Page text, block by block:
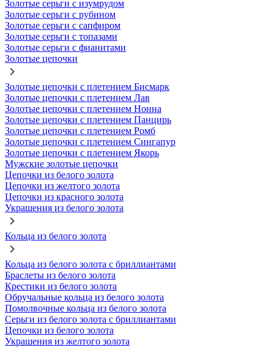
Золотые серьги с изумрудом
Золотые серьги с рубином
Золотые серьги с сапфиром
Золотые серьги с топазами
Золотые серьги с фианитами
Золотые цепочки
Золотые цепочки с плетением Бисмарк
Золотые цепочки с плетением Лав
Золотые цепочки с плетением Нонна
Золотые цепочки с плетением Панцирь
Золотые цепочки с плетением Ромб
Золотые цепочки с плетением Сингапур
Золотые цепочки с плетением Якорь
Мужские золотые цепочки
Цепочки из белого золота
Цепочки из желтого золота
Цепочки из красного золота
Украшения из белого золота
Кольца из белого золота
Кольца из белого золота с бриллиантами
Браслеты из белого золота
Крестики из белого золота
Обручальные кольца из белого золота
Помолвочные кольца из белого золота
Серьги из белого золота с бриллиантами
Цепочки из белого золота
Украшения из желтого золота